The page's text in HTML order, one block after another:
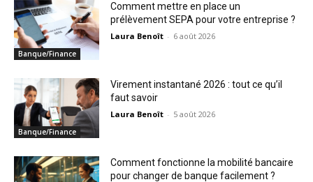
Banque/Finance
Comment mettre en place un
prélèvement SEPA pour votre entreprise ?
Laura Benoît - 6 août 2026
Banque/Finance
Virement instantané 2026 : tout ce qu’il
faut savoir
Laura Benoît - 5 août 2026
Comment fonctionne la mobilité bancaire
pour changer de banque facilement ?